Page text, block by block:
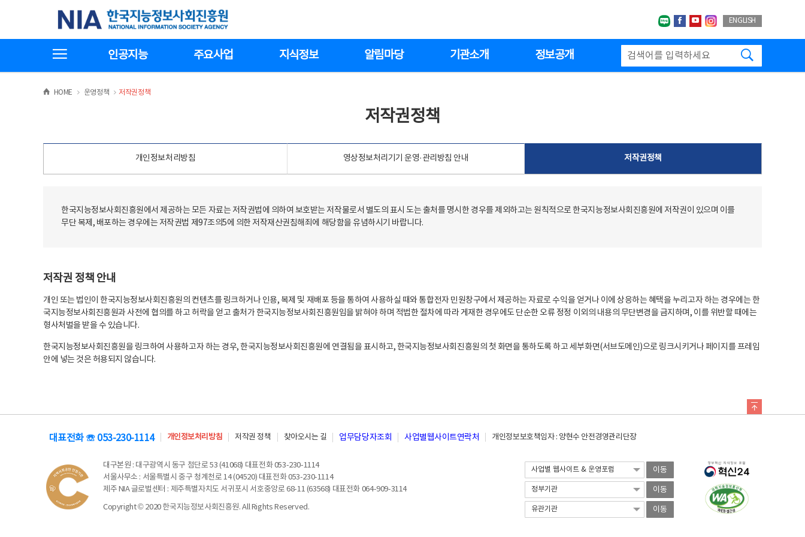
기
한국지능정보사회진흥원
네이버블로그
페이스북
유투브인스타그랩
ENGLISH
인공지능 주요사업 지식정보 알림마당 기관소개 정보공개
HOME >운영정책 >
저작권정책
저작권정책
개인정보처리방침 영상정보처리기기 운영·관리방침 안내 저작권정책
한국지능정보사회진흥원에서 제공하는 모든 자료는 저작권법에 의하여 보호받는 저작물로서 별도의 표시 도는 출처를 명시한 경우를 제외하고는 원칙적으로 한국지능정보사회진흥원에 저작권이 있으며 이를
무단 복제, 배포하는 경우에는 저작권법 제97조의5에 의한 저작재산권침해죄에 해당함을 유념하시기 바랍니다.
저작권 정책 안내
개인 또는 법인이 한국지능정보사회진흥원의 컨텐츠를 링크하거나 인용, 복제 및 재배포 등을 통하여 사용하실 때와 통합전자 민원창구에서 제공하는 자료로 수익을 얻거나 이에 상응하는 혜택을 누리고자 하는 경우에는 한
국지능정보사회진흥원과 사전에 협의를 하고 허락을 얻고 출처가 한국지능정보사회진흥원임을 밝혀야 하며 적법한 절차에 따라 게재한 경우에도 단순한 오류 정정 이외의 내용의 무단변경을 금지하며, 이를 위반할 때에는
형사처벌을 받을 수 있습니다.
한국지능정보사회진흥원을 링크하여 사용하고자 하는 경우, 한국지능정보사회진흥원에 연결됨을 표시하고, 한국지능정보사회진흥원의 첫 화면을 통하도록 하고 세부화면(서브도메인)으로 링크시키거나 페이지를 프레임
안에 넣는 것은 허용되지 않습니다.
대표전화 ☏ 053-230-1114 개인정보처리방침 저작권 정책 찾아오시는 길 업무담당자조회 사업별웹사이트연락처 개인정보보호책임자 : 양현수 안전경영관리단장
대구본원 : 대구광역시 동구 첨단로 53 (41068) 대표전화 053-230-1114
서울사무소 : 서울특별시 중구 청계천로 14 (04520) 대표전화 053-230-1114
제주 NIA 글로벌센터 : 제주특별자치도 서귀포시 서호중앙로 68-11 (63568) 대표전화 064-909-3114
Copyright © 2020 한국지능정보사회진흥원. All Rights Reserved.
이동
이동
이동